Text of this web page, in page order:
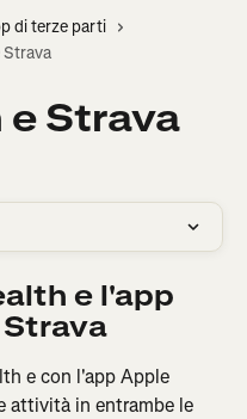
di terze parti
Strava
Strava
e l'app
e con l'app Apple
attività in entrambe le